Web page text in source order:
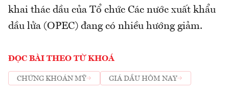
khai thác dầu của Tổ chức Các nước xuất khẩu
dầu lửa (OPEC) đang có nhiều hướng giảm.
ĐỌC BÀI THEO TỪ KHOÁ
CHỨNG KHOÁN MỸ GIÁ DẦU HÔM NAY